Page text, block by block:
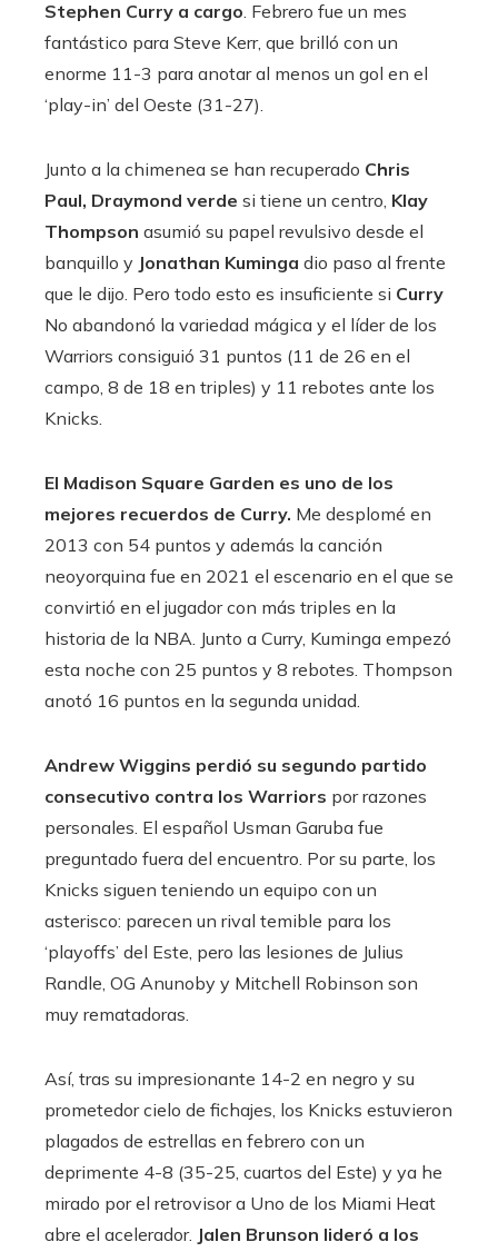
Stephen Curry a cargo. Febrero fue un mes
fantástico para Steve Kerr, que brilló con un
enorme 11-3 para anotar al menos un gol en el
‘play-in’ del Oeste (31-27).
Junto a la chimenea se han recuperado Chris
Paul, Draymond verde si tiene un centro, Klay
Thompson asumió su papel revulsivo desde el
banquillo y Jonathan Kuminga dio paso al frente
que le dijo. Pero todo esto es insuficiente si Curry
No abandonó la variedad mágica y el líder de los
Warriors consiguió 31 puntos (11 de 26 en el
campo, 8 de 18 en triples) y 11 rebotes ante los
Knicks.
El Madison Square Garden es uno de los
mejores recuerdos de Curry. Me desplomé en
2013 con 54 puntos y además la canción
neoyorquina fue en 2021 el escenario en el que se
convirtió en el jugador con más triples en la
historia de la NBA. Junto a Curry, Kuminga empezó
esta noche con 25 puntos y 8 rebotes. Thompson
anotó 16 puntos en la segunda unidad.
Andrew Wiggins perdió su segundo partido
consecutivo contra los Warriors por razones
personales. El español Usman Garuba fue
preguntado fuera del encuentro. Por su parte, los
Knicks siguen teniendo un equipo con un
asterisco: parecen un rival temible para los
‘playoffs’ del Este, pero las lesiones de Julius
Randle, OG Anunoby y Mitchell Robinson son
muy rematadoras.
Así, tras su impresionante 14-2 en negro y su
prometedor cielo de fichajes, los Knicks estuvieron
plagados de estrellas en febrero con un
deprimente 4-8 (35-25, cuartos del Este) y ya he
mirado por el retrovisor a Uno de los Miami Heat
abre el acelerador. Jalen Brunson lideró a los